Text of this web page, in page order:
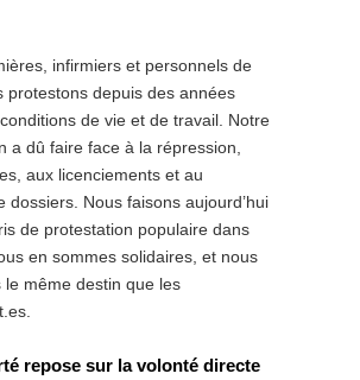
infirmiers et personnels de
protestons depuis des années
de vie et de travail. Notre
a dû faire face à la répression,
aux licenciements et au
dossiers. Nous faisons aujourd’hui
de protestation populaire dans
en sommes solidaires, et nous
le même destin que les
repose sur la volonté directe